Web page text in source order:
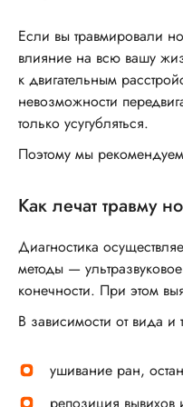
Москва, Можайское
11 Кунцевская
Услуга не оказывается
Клиника «Мать и
11 ЦСКА
Услуга не оказывается
11 Савеловская 9
Если вы травмировали
влияние на всю вашу
к двигательным
невозможности
только усугубляться.
Поэтому мы
Как лечат травму
Диагностика
методы —
конечности. При этом
В зависимости от вида
​ушивание ран,